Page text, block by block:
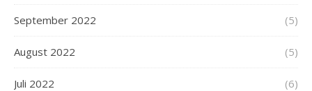
September 2022 (5)
August 2022 (5)
Juli 2022 (6)